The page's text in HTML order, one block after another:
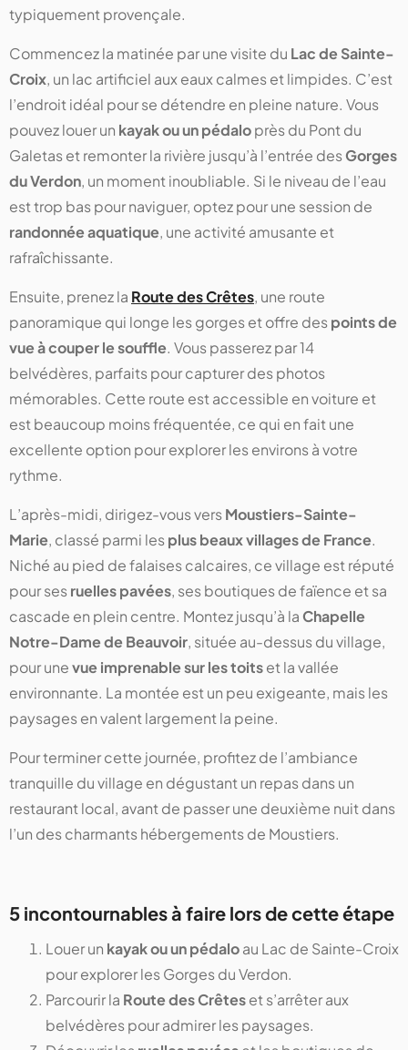
typiquement provençale.
Commencez la matinée par une visite du Lac de Sainte-
Croix, un lac artificiel aux eaux calmes et limpides. C’est
l’endroit idéal pour se détendre en pleine nature. Vous
pouvez louer un kayak ou un pédaloprès du Pont du
Galetas et remonter la rivière jusqu’à l’entrée desGorges
du Verdon, un moment inoubliable. Si le niveau de l’eau
est trop bas pour naviguer, optez pour une session de
randonnée aquatique, une activité amusante et
rafraîchissante.
Ensuite, prenez la Route des Crêtes, une route
panoramique qui longe les gorges et offre despoints de
vue à couper le souffle. Vous passerez par 14
belvédères, parfaits pour capturer des photos
mémorables. Cette route est accessible en voiture et
est beaucoup moins fréquentée, ce qui en fait une
excellente option pour explorer les environs à votre
rythme.
L’après-midi, dirigez-vous versMoustiers-Sainte-
Marie, classé parmi lesplus beaux villages de France.
Niché au pied de falaises calcaires, ce village est réputé
pour sesruelles pavées, ses boutiques de faïence et sa
cascade en plein centre. Montez jusqu’à la Chapelle
Notre-Dame de Beauvoir, située au-dessus du village,
pour unevue imprenable sur les toitset la vallée
environnante. La montée est un peu exigeante, mais les
paysages en valent largement la peine.
Pour terminer cette journée, profitez de l’ambiance
tranquille du village en dégustant un repas dans un
restaurant local, avant de passer une deuxième nuit dans
l’un des charmants hébergements de Moustiers.
5 incontournables à faire lors de cette étape
Louer un kayak ou un pédaloau Lac de Sainte-Croix
pour explorer les Gorges du Verdon.
Parcourir la Route des Crêteset s’arrêter aux
belvédères pour admirer les paysages.